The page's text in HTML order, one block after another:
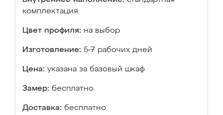
комплектация
Цвет профиля: на выбор
Изготовление: 5-7 рабочих дней
Цена: указана за базовый шкаф
Замер: бесплатно
Доставка: бесплатно